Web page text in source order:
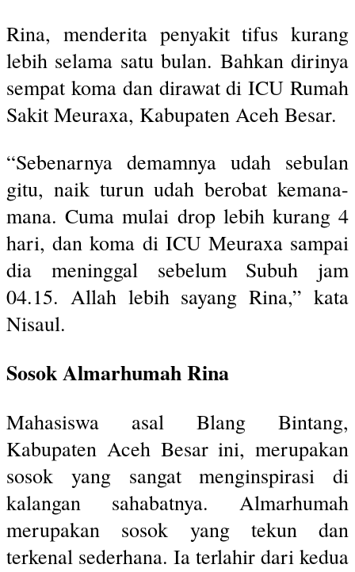
Rina, menderita penyakit tifus kurang
lebih selama satu bulan. Bahkan dirinya
sempat koma dan dirawat di ICU Rumah
Sakit Meuraxa, Kabupaten Aceh Besar.
“Sebenarnya demamnya udah sebulan
gitu, naik turun udah berobat kemana-
mana. Cuma mulai drop lebih kurang 4
hari, dan koma di ICU Meuraxa sampai
dia meninggal sebelum Subuh jam
04.15. Allah lebih sayang Rina,” kata
Nisaul.
Sosok Almarhumah Rina
Mahasiswa asal Blang Bintang,
Kabupaten Aceh Besar ini, merupakan
sosok yang sangat menginspirasi di
kalangan sahabatnya. Almarhumah
merupakan sosok yang tekun dan
terkenal sederhana. Ia terlahir dari kedua